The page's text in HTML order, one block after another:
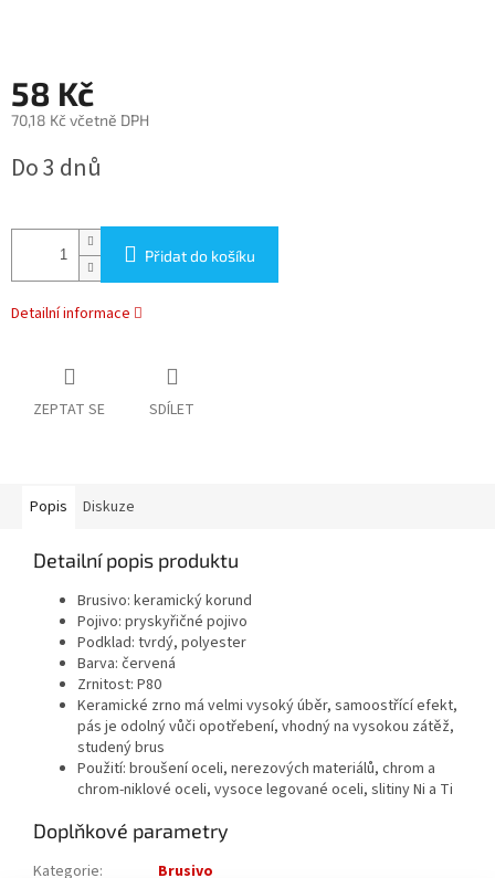
58 Kč
70,18 Kč včetně DPH
cena:
Do 3 dnů
Přidat do košíku
Detailní informace
ZEPTAT SE SDÍLET
Popis Diskuze
Detailní popis produktu
Brusivo: keramický korund
Pojivo: pryskyřičné pojivo
Podklad: tvrdý, polyester
Barva: červená
Zrnitost: P80
Keramické zrno má velmi vysoký úběr, samoostřící efekt,
pás je odolný vůči opotřebení, vhodný na vysokou zátěž,
studený brus
Použití: broušení oceli, nerezových materiálů, chrom a
chrom-niklové oceli, vysoce legované oceli, slitiny Ni a Ti
Doplňkové parametry
Kategorie: Brusivo